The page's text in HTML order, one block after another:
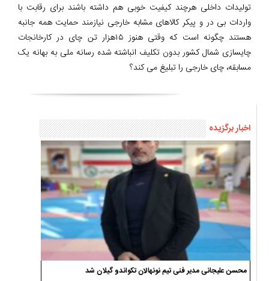
تولیدات داخلی هرچند کیفیت خوبی هم داشته باشند برای رقابت با
واردات بی در و پیکر کالاهای مشابه خارجی نیازمند حمایت همه جانبه
هستند چگونه است که وقتی هنوز ۱۵هزار تن چای در کارخانجات
چایسازی شمال کشور بدون تکلیف انباشته شده رسانه ملی به بهانه یک
مسابقه، چای خارجی را تبلیغ می کند؟
اخبار برگزیده
محسن علیجانی مدیر فنی تیم نونهالان تکواندو گیلان شد